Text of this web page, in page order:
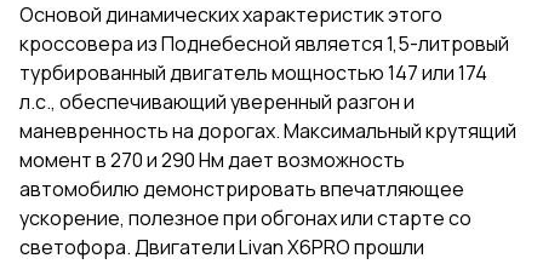
Основой динамических характеристик этого
кроссовера из Поднебесной является 1,5-литровый
турбированный двигатель мощностью 147 или 174
л.с., обеспечивающий уверенный разгон и
маневренность на дорогах. Максимальный крутящий
момент в 270 и 290 Нм дает возможность
автомобилю демонстрировать впечатляющее
ускорение, полезное при обгонах или старте со
светофора. Двигатели Livan X6PRO прошли